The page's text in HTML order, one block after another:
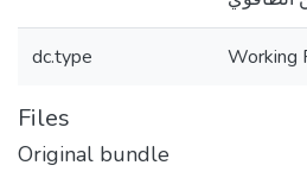
dc.type Working
Files
Original bundle